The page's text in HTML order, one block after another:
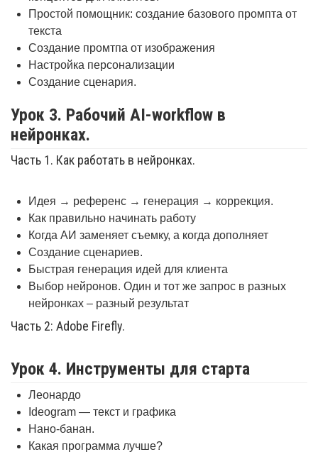
Простой помощник: создание базового промпта от
текста
Создание промтпа от изображения
Настройка персонализации
Создание сценария.
Урок 3. Рабочий AI-workflow в
нейронках.
Часть 1. Как работать в нейронках.
Идея → референс → генерация → коррекция.
Как правильно начинать работу
Когда АИ заменяет съемку, а когда дополняет
Создание сценариев.
Быстрая генерация идей для клиента
Выбор нейронов. Один и тот же запрос в разных
нейронках – разный результат
Часть 2: Adobe Firefly.
Урок 4. Инструменты для старта
Леонардо
Ideogram — текст и графика
Нано-банан.
Какая программа лучше?